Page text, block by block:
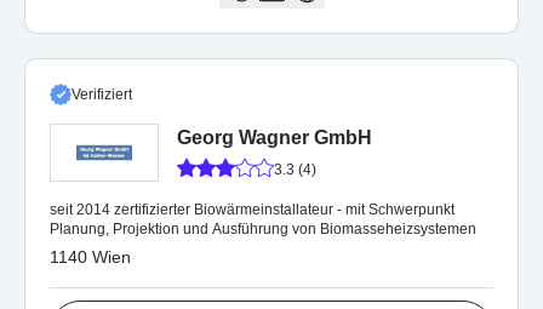
Verifiziert
Georg Wagner GmbH
3.3 (4)
seit 2014 zertifizierter Biowärmeinstallateur - mit Schwerpunkt
Planung, Projektion und Ausführung von Biomasseheizsystemen
1140 Wien